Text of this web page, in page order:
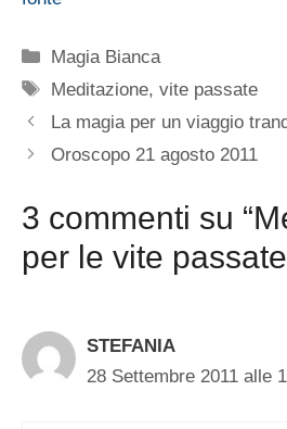
Categorie
Magia Bianca
Tag
Meditazione,vite passate
La magia per un viaggio
Oroscopo 21 agosto 2011
3 commenti su
per le vite
STEFANIA
28 Settembre 2011 alle